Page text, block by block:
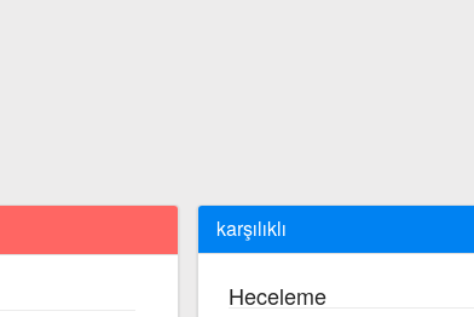
karşılıklı
Heceleme